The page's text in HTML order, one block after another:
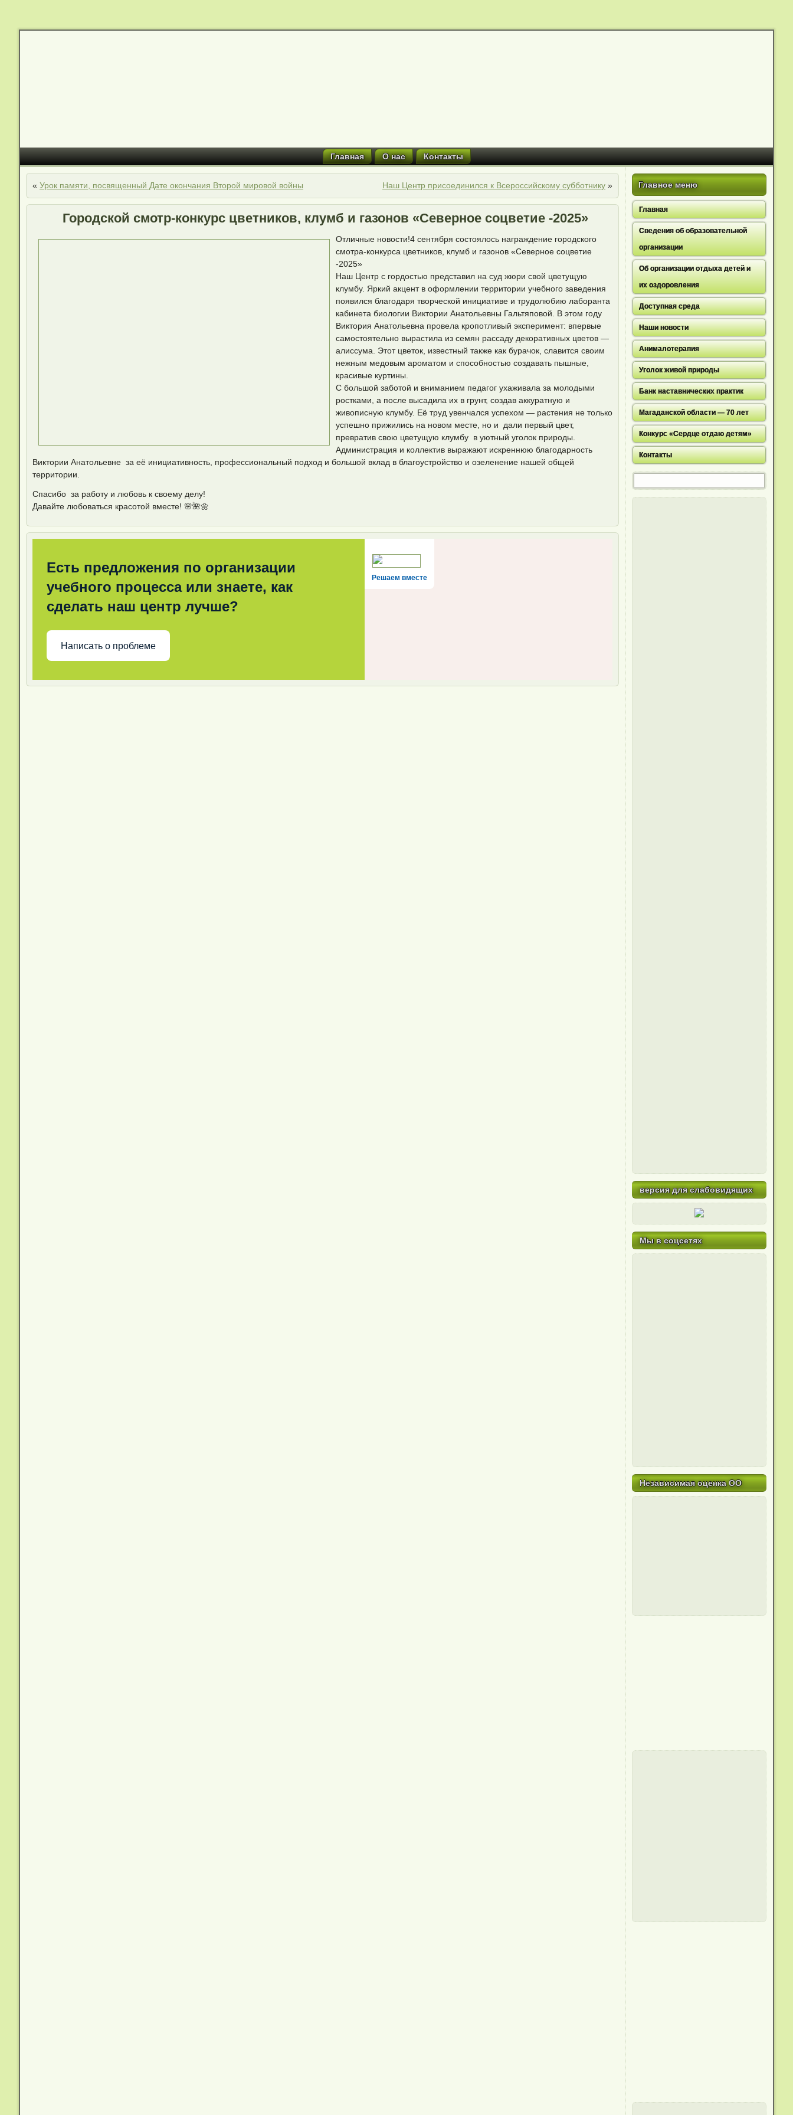
Главная О нас Контакты
« Урок памяти, посвященный Дате окончания Второй мировой войны Наш Центр присоединился к Всероссийскому субботнику »
Городской смотр-конкурс цветников, клумб и газонов «Северное соцветие -2025»
Отличные новости!4 сентября состоялось награждение городского
смотра-конкурса цветников, клумб и газонов «Северное соцветие
-2025»
Наш Центр с гордостью представил на суд жюри свой цветущую
клумбу. Яркий акцент в оформлении территории учебного заведения
появился благодаря творческой инициативе и трудолюбию лаборанта
кабинета биологии Виктории Анатольевны Гальтяповой. В этом году
Виктория Анатольевна провела кропотливый эксперимент: впервые
самостоятельно вырастила из семян рассаду декоративных цветов —
алиссума. Этот цветок, известный также как бурачок, славится своим
нежным медовым ароматом и способностью создавать пышные,
красивые куртины.
С большой заботой и вниманием педагог ухаживала за молодыми
ростками, а после высадила их в грунт, создав аккуратную и
живописную клумбу. Её труд увенчался успехом — растения не только
успешно прижились на новом месте, но и дали первый цвет,
превратив свою цветущую клумбу в уютный уголок природы.
Администрация и коллектив выражают искреннюю благодарность
Виктории Анатольевне за её инициативность, профессиональный подход и большой вклад в благоустройство и озеленение нашей общей
территории.
Спасибо за работу и любовь к своему делу!
Давайте любоваться красотой вместе! 🌸🌺🌼
Решаем вместе
Есть предложения по организации
учебного процесса или знаете, как
сделать наш центр лучше?
Написать о проблеме
Главное меню
Главная
Сведения об образовательной
организации
Об организации отдыха детей и
их оздоровления
Доступная среда
Наши новости
Анималотерапия
Уголок живой природы
Банк наставнических практик
Магаданской области — 70 лет
Конкурс «Сердце отдаю детям»
Контакты
версия для слабовидящих
Мы в соцсетях
Независимая оценка ОО